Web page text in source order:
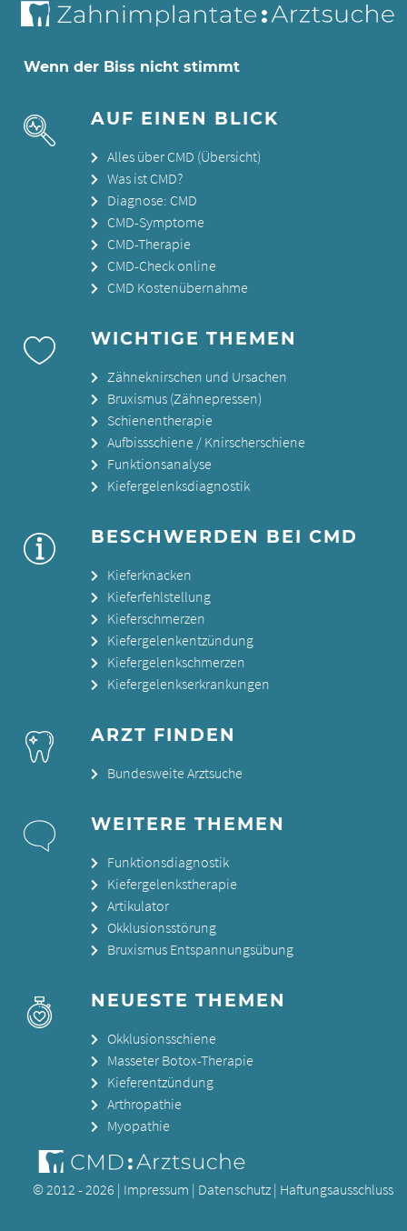
Wenn der Biss nicht stimmt
AUF EINEN BLICK
Alles über CMD (Übersicht)
Was ist CMD?
Diagnose: CMD
CMD-Symptome
CMD-Therapie
CMD-Check online
CMD Kostenübernahme
WICHTIGE THEMEN
Zähneknirschen und Ursachen
Bruxismus (Zähnepressen)
Schienentherapie
Aufbissschiene / Knirscherschiene
Funktionsanalyse
Kiefergelenksdiagnostik
BESCHWERDEN BEI CMD
Kieferknacken
Kieferfehlstellung
Kieferschmerzen
Kiefergelenkentzündung
Kiefergelenkschmerzen
Kiefergelenkserkrankungen
ARZT FINDEN
Bundesweite Arztsuche
WEITERE THEMEN
Funktionsdiagnostik
Kiefergelenkstherapie
Artikulator
Okklusionsstörung
Bruxismus Entspannungsübung
NEUESTE THEMEN
Okklusionsschiene
Masseter Botox-Therapie
Kieferentzündung
Arthropathie
Myopathie
© 2012 - 2026 | Impressum | Datenschutz | Haftungsausschluss